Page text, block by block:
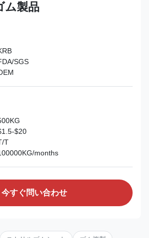
ム製品
SGS
$20
T
months
今すぐ問い合わせ